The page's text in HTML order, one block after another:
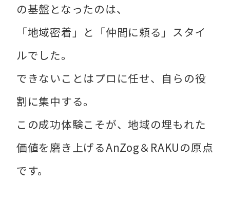
の基盤となったのは、
「地域密着」と「仲間に頼る」スタイ
ルでした。
できないことはプロに任せ、自らの役
割に集中する。
この成功体験こそが、地域の埋もれた
価値を磨き上げるAnZog＆RAKUの原点
です。